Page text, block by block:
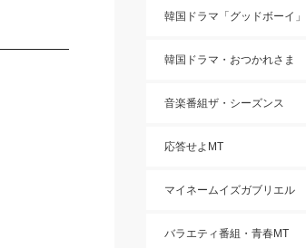
韓国ドラマ「グッドボーイ」
韓国ドラマ・おつかれさま
音楽番組ザ・シーズンス
応答せよMT
マイネームイズガブリエル
バラエティ番組・青春MT